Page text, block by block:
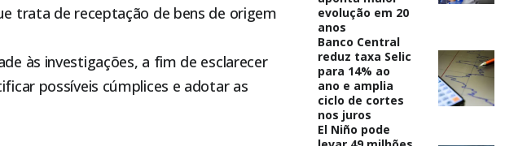
trata de receptação de bens de origem
às investigações, a fim de esclarecer
possíveis cúmplices e adotar as
evolução em 20
anos
Banco Central
reduz taxa Selic
para 14% ao
ano e amplia
ciclo de cortes
nos juros
El Niño pode